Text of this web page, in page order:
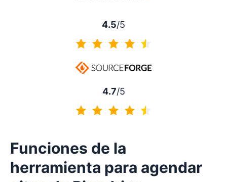
4.5/5
4.7/5
Funciones de la
herramienta para agendar